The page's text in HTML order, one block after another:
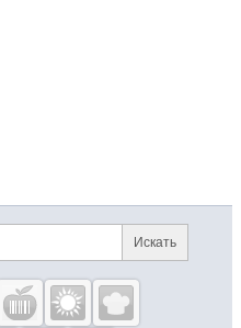
Поиск по сайту и
Искать
проекты